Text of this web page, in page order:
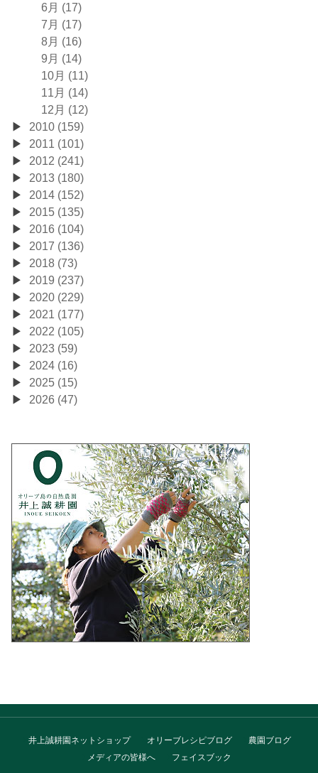
6月 (17)
7月 (17)
8月 (16)
9月 (14)
10月 (11)
11月 (14)
12月 (12)
2010 (159)
2011 (101)
2012 (241)
2013 (180)
2014 (152)
2015 (135)
2016 (104)
2017 (136)
2018 (73)
2019 (237)
2020 (229)
2021 (177)
2022 (105)
2023 (59)
2024 (16)
2025 (15)
2026 (47)
井上誠耕園ネットショップ オリーブレシピブログ
農園ブログ
メディアの皆様へ
フェイスブック